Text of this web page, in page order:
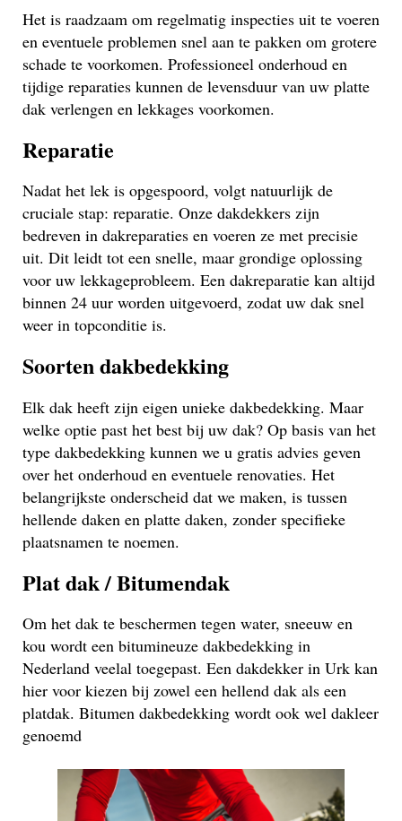
Het is raadzaam om regelmatig inspecties uit te voeren
en eventuele problemen snel aan te pakken om grotere
schade te voorkomen. Professioneel onderhoud en
tijdige reparaties kunnen de levensduur van uw platte
dak verlengen en lekkages voorkomen.
Reparatie
Nadat het lek is opgespoord, volgt natuurlijk de
cruciale stap: reparatie. Onze dakdekkers zijn
bedreven in dakreparaties en voeren ze met precisie
uit. Dit leidt tot een snelle, maar grondige oplossing
voor uw lekkageprobleem. Een dakreparatie kan altijd
binnen 24 uur worden uitgevoerd, zodat uw dak snel
weer in topconditie is.
Soorten dakbedekking
Elk dak heeft zijn eigen unieke dakbedekking. Maar
welke optie past het best bij uw dak? Op basis van het
type dakbedekking kunnen we u gratis advies geven
over het onderhoud en eventuele renovaties. Het
belangrijkste onderscheid dat we maken, is tussen
hellende daken en platte daken, zonder specifieke
plaatsnamen te noemen.
Plat dak / Bitumendak
Om het dak te beschermen tegen water, sneeuw en
kou wordt een bitumineuze dakbedekking in
Nederland veelal toegepast. Een dakdekker in Urk kan
hier voor kiezen bij zowel een hellend dak als een
platdak. Bitumen dakbedekking wordt ook wel dakleer
genoemd